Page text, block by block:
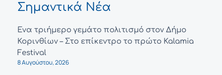
Σημαντικά Νέα
Ένα τριήμερο γεμάτο πολιτισμό στον Δήμο
Κορινθίων – Στο επίκεντρο το πρώτο Kalamia
Festival
8 Αυγούστου, 2026